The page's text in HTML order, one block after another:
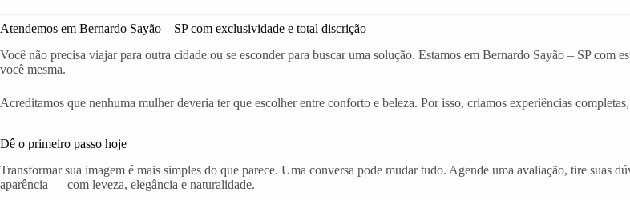
Atendemos em Bernardo Sayão – SP com exclusividade e total discrição
Você não precisa viajar para outra cidade ou se esconder para buscar uma solução. Estamos em Bernardo Sayão – SP
você mesma.
Acreditamos que nenhuma mulher deveria ter que escolher entre conforto e beleza. Por isso, criamos experiências
Dê o primeiro passo hoje
Transformar sua imagem é mais simples do que parece. Uma conversa pode mudar tudo. Agende uma avaliação, tire suas
aparência — com leveza, elegância e naturalidade.